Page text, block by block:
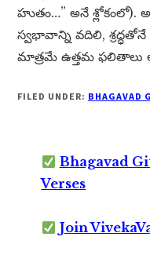
హుతం…” అనే శ్లోకంలో).
స్వభావాన్ని వదిలి,
మాత్రమే ఉత్తమ ఫలితాలు
FILED UNDER: BHAGAVAD
Bhagavad
Verses
Join